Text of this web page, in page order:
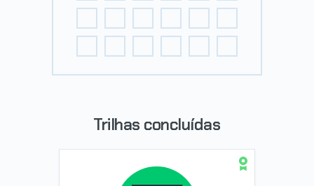
Trilhas concluídas